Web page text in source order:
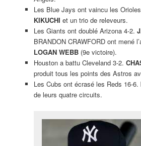
Les Blue Jays ont vaincu les
KIKUCHI et un trio de releveurs.
Les Giants ont doublé Arizona 4-2.
BRANDON CRAWFORD ont mené
LOGAN WEBB(9e victoire).
Houston a battu Cleveland 3-2.
produit tous les points des Astros
Les Cubs ont écrasé les Reds 16-6.
de leurs quatre circuits.